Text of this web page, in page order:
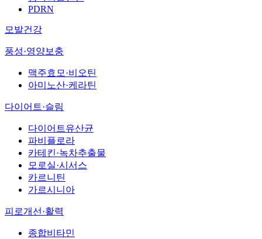
PDRN
모발건강
풍성·영양보충
맥주효모·비오틴
아미노산·케라틴
다이어트·슬림
다이어트유산균
파비플로라
카테킨·녹차추출물
모로실·시서스
카르니틴
가르시니아
피로개선·활력
종합비타민